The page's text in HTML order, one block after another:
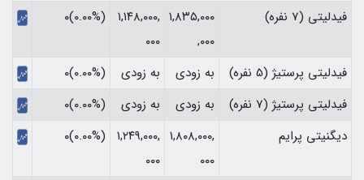
فیدلیتی (7 نفره)
۱,۸۳۵,۰۰۰
,۰۰۰
۱,۱۴۸,۰۰۰,
۰۰۰
(۰.۰۰%)۰
فیدلیتی پرستیژ (5 نفره) به زودی به زودی
(۰.۰۰%)۰
فیدلیتی پرستیژ (7 نفره)
به زودی به زودی
(۰.۰۰%)۰
دیگنیتی پرایم
۱,۸۰۸,۰۰۰,
۰۰۰
۱,۲۴۹,۰۰۰,
۰۰۰
(۰.۰۰%)۰